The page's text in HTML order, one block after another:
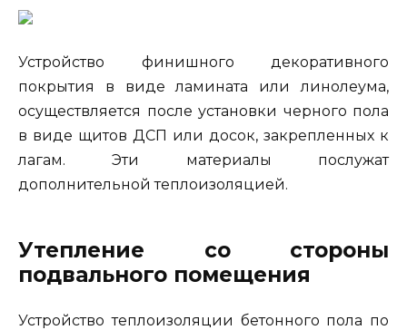
Устройство финишного декоративного
покрытия в виде ламината или линолеума,
осуществляется после установки черного пола
в виде щитов ДСП или досок, закрепленных к
лагам. Эти материалы послужат
дополнительной теплоизоляцией.
Утепление со стороны
подвального помещения
Устройство теплоизоляции бетонного пола по